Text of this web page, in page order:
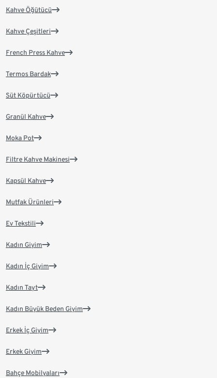
Kahve Öğütücü
Kahve Çeşitleri
French Press Kahve
Termos Bardak
Süt Köpürtücü
Granül Kahve
Moka Pot
Filtre Kahve Makinesi
Kapsül Kahve
Mutfak Ürünleri
Ev Tekstili
Kadın Giyim
Kadın İç Giyim
Kadın Tayt
Kadın Büyük Beden Giyim
Erkek İç Giyim
Erkek Giyim
Bahçe Mobilyaları